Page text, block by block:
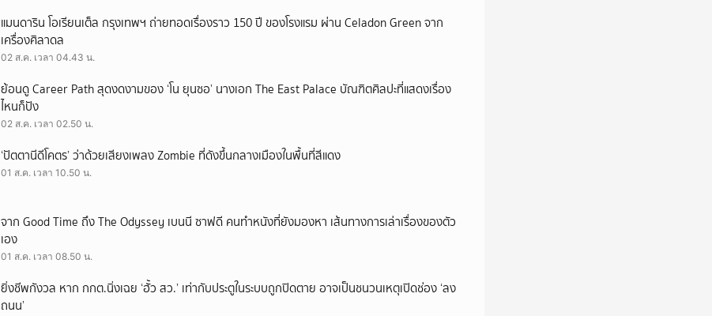
แมนดาริน โอเรียนเต็ล กรุงเทพฯ ถ่ายทอดเรื่องราว 150 ปี ของโรงแรม ผ่าน Celadon Green จาก
เครื่องศิลาดล
02 ส.ค. เวลา 04.43 น.
ย้อนดู Career Path สุดงดงามของ ‘โน ยุนซอ’ นางเอก The East Palace บัณฑิตศิลปะที่แสดงเรื่อง
ไหนก็ปัง
02 ส.ค. เวลา 02.50 น.
‘ปัตตานีดีโคตร’ ว่าด้วยเสียงเพลง Zombie ที่ดังขึ้นกลางเมืองในพื้นที่สีแดง
01 ส.ค. เวลา 10.50 น.
จาก Good Time ถึง The Odyssey เบนนี ซาฟดี คนทำหนังที่ยังมองหา เส้นทางการเล่าเรื่องของตัว
เอง
01 ส.ค. เวลา 08.50 น.
ยิ่งชีพกังวล หาก กกต.นิ่งเฉย ‘ฮั้ว สว.’ เท่ากับประตูในระบบถูกปิดตาย อาจเป็นชนวนเหตุเปิดช่อง ‘ลง
ถนน’